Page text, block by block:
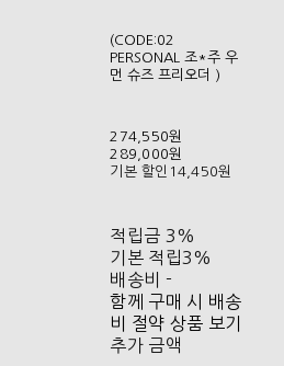
(CODE:02
PERSONAL 조*주 우
먼 슈즈 프리오더 )
274,550원
289,000원
기본 할인 14,450원
적립금 3%
기본 적립3%
배송비 -
함께 구매 시 배송
비 절약 상품 보기
추가 금액